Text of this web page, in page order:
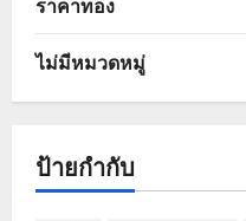
ไม่มีหมวดหมู่
ป้ายกำกับ